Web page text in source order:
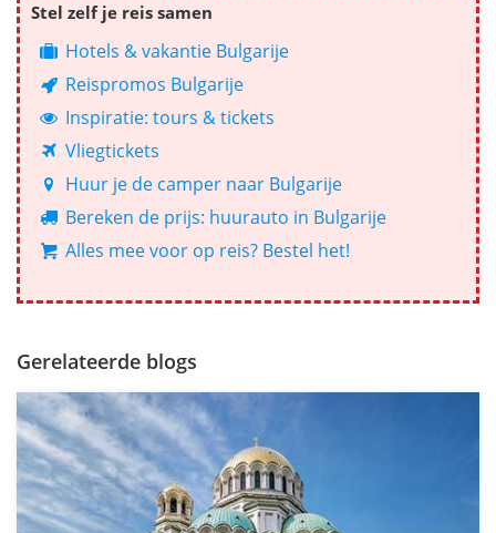
Stel zelf je reis samen
Hotels & vakantie Bulgarije
Reispromos Bulgarije
Inspiratie: tours & tickets
Vliegtickets
Huur je de camper naar Bulgarije
Bereken de prijs: huurauto in Bulgarije
Alles mee voor op reis? Bestel het!
Gerelateerde blogs